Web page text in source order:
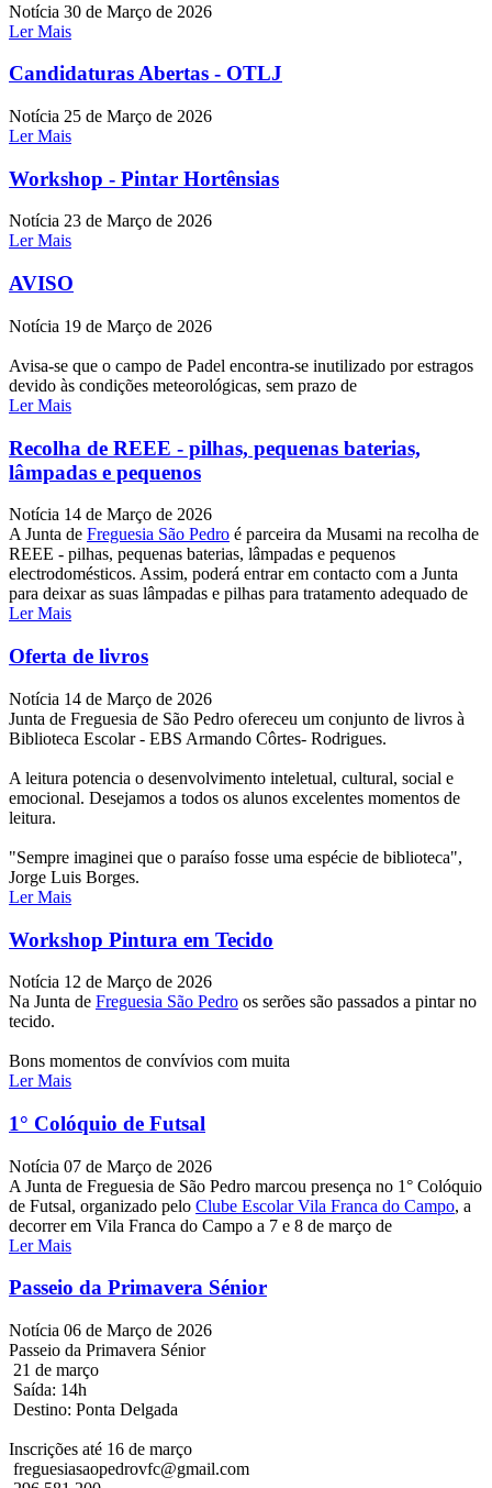
Notícia 30 de Março de 2026
Ler Mais
Candidaturas Abertas - OTLJ
Notícia 25 de Março de 2026
Ler Mais
Workshop - Pintar Hortênsias
Notícia 23 de Março de 2026
Ler Mais
AVISO
Notícia 19 de Março de 2026
Avisa-se que o campo de Padel encontra-se inutilizado por estragos
devido às condições meteorológicas, sem prazo de
Ler Mais
Recolha de REEE - pilhas, pequenas baterias,
lâmpadas e pequenos
Notícia 14 de Março de 2026
A Junta de Freguesia São Pedro é parceira da Musami na recolha de
REEE - pilhas, pequenas baterias, lâmpadas e pequenos
electrodomésticos. Assim, poderá entrar em contacto com a Junta
para deixar as suas lâmpadas e pilhas para tratamento adequado de
Ler Mais
Oferta de livros
Notícia 14 de Março de 2026
Junta de Freguesia de São Pedro ofereceu um conjunto de livros à
Biblioteca Escolar - EBS Armando Côrtes- Rodrigues.
A leitura potencia o desenvolvimento inteletual, cultural, social e
emocional. Desejamos a todos os alunos excelentes momentos de
leitura.
"Sempre imaginei que o paraíso fosse uma espécie de biblioteca",
Jorge Luis Borges.
Ler Mais
Workshop Pintura em Tecido
Notícia 12 de Março de 2026
Na Junta de Freguesia São Pedro os serões são passados a pintar no
tecido.
Bons momentos de convívios com muita
Ler Mais
1° Colóquio de Futsal
Notícia 07 de Março de 2026
A Junta de Freguesia de São Pedro marcou presença no 1° Colóquio
de Futsal, organizado pelo Clube Escolar Vila Franca do Campo, a
decorrer em Vila Franca do Campo a 7 e 8 de março de
Ler Mais
Passeio da Primavera Sénior
Notícia 06 de Março de 2026
Passeio da Primavera Sénior
21 de março
Saída: 14h
Destino: Ponta Delgada
Inscrições até 16 de março
freguesiasaopedrovfc@gmail.com